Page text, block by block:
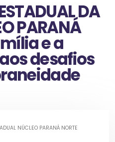
DA
PARANÁ
e a
desafios
NÚCLEO PARANÁ NORTE